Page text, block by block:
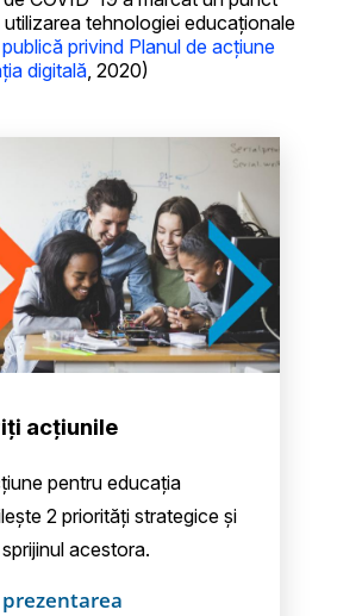
tehnologiei educaționale
privind Planul de acțiune
digitală, 2020)
acțiunile
pentru educația
2 priorități strategice și
acestora.